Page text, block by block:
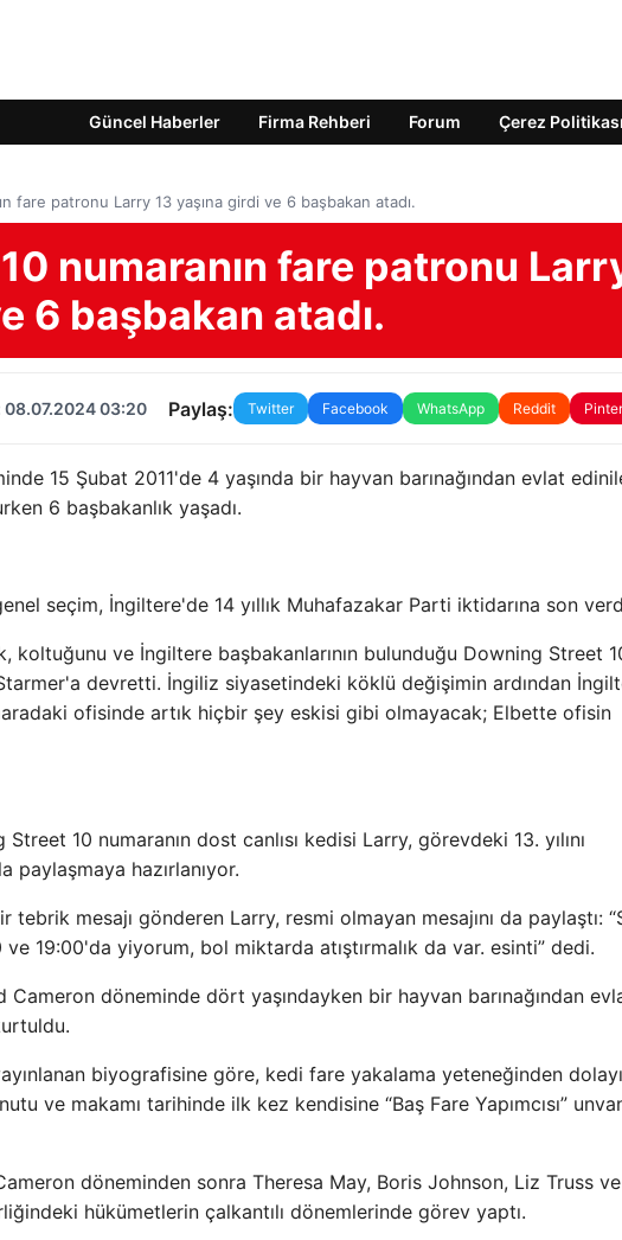
Güncel Haberler Firma Rehberi Forum Çerez Politikası
fare patronu Larry 13 yaşına girdi ve 6 başbakan atadı.
numaranın fare patronu
6 başbakan atadı.
03:20 Paylaş: Twitter Facebook WhatsApp Reddit
15 Şubat 2011'de 4 yaşında bir hayvan barınağından evlat
6 başbakanlık yaşadı.
seçim, İngiltere'de 14 yıllık Muhafazakar Parti iktidarına son
koltuğunu ve İngiltere başbakanlarının bulunduğu Downing Street
devretti. İngiliz siyasetindeki köklü değişimin ardından
ofisinde artık hiçbir şey eskisi gibi olmayacak; Elbette ofisin
10 numaranın dost canlısı kedisi Larry, görevdeki 13. yılını
paylaşmaya hazırlanıyor.
tebrik mesajı gönderen Larry, resmi olmayan mesajını da paylaştı:
19:00'da yiyorum, bol miktarda atıştırmalık da var. esinti” dedi.
döneminde dört yaşındayken bir hayvan barınağından
biyografisine göre, kedi fare yakalama yeteneğinden dolayı
ve makamı tarihinde ilk kez kendisine “Baş Fare Yapımcısı”
döneminden sonra Theresa May, Boris Johnson, Liz Truss
hükümetlerin çalkantılı dönemlerinde görev yaptı.